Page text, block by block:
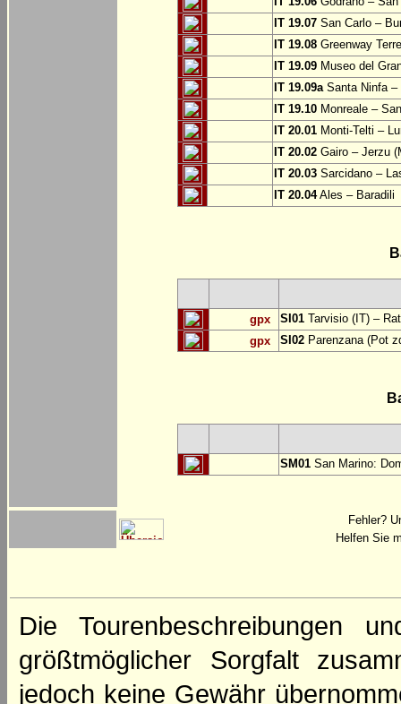
IT 19.07 San Carlo –
IT 19.08 Greenway
IT 19.09 Museo del
IT 19.09aSanta Ninfa –
IT 19.10 Monreale –
IT 20.01 Monti-Telti –
IT 20.02 Gairo – Jerzu
IT 20.03 Sarcidano –
IT 20.04Ales – Baradili
gpx SI01 Tarvisio (IT) –
gpx
SI02 Parenzana (Pot
SM01 San Marino:
Fehler?
Helfen Sie
Die Tourenbeschreibungen
größtmöglicher Sorgfalt
jedoch keine Gewähr